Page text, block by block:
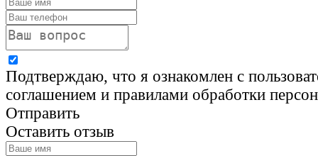
Подтверждаю, что я ознакомлен с
соглашением и правилами обработки
Отправить
Оставить отзыв